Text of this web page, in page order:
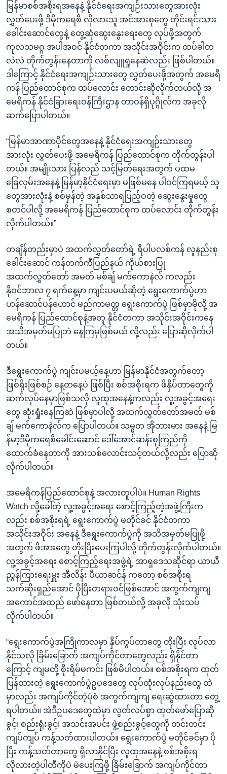
မြန်မာစစ်အစိုးရအနေနဲ့ နိုင်ငံရေးအကျဉ်းသားတွေအားလုံး
လွှတ်ပေးဖို့ ဒီမိုကရေစီ လိုလားသူ အင်အားစုတွေ တိုင်းရင်းသား
ခေါင်းဆောင်တွေနဲ့ တွေ့ဆုံဆွေးနွေးရေးတွေ လုပ်ဖို့အတွက်
ကုလသမဂ္ဂ အပါအဝင် နိုင်ငံတကာ အသိုင်းအဝိုင်းက ထပ်ခါတ
လဲလဲ တိုက်တွန်းနေတာကို လစ်လျူရှုနေဆဲလည်း ဖြစ်ပါတယ်။
ဒါကြောင့် နိုင်ငံရေးအကျဉ်းသားတွေ လွှတ်ပေးဖို့အတွက် အမေရိ
ကန် ပြည်ထောင်စုက ထပ်လောင်း တောင်းဆိုလိုက်တယ်လို့ အ
မေရိကန် နိုင်ငံခြားရေးဝန်ကြီးဌာန တာဝန်ရှိပုဂ္ဂိုလ်က အခုလို
ဆက်ပြောပါတယ်။
“မြန်မာအာဏာပိုင်တွေအနေနဲ့ နိုင်ငံရေးအကျဉ်းသားတွေ
အားလုံး လွှတ်ပေးဖို့ အမေရိကန် ပြည်ထောင်စုက တိုက်တွန်းပါ
တယ်။ အမျိုးသား ပြန်လည် သင့်မြတ်ရေးအတွက် ပထမ
ခြေလှမ်းအနေနဲ့ မြန်မာ့နိုင်ငံရေးမှာ မဖြစ်မနေ ပါဝင်ကြရမယ့် သူ
တွေအားလုံးနဲ့ စစ်မှန်တဲ့ အနှစ်သာရပြည့်ဝတဲ့ ဆွေးနွေးမှုတွေ
စတင်ပါလို့ အမေရိကန် ပြည်ထောင်စုက ထပ်လောင်း တိုက်တွန်း
လိုက်ပါတယ်။”
တချိန်တည်းမှာပဲ အထက်လွှတ်တော်ရဲ့ ရီပါပလစ်ကန် လူနည်းစု
ခေါင်းဆောင် ကန်တက်ကီပြည်နယ် ကိုယ်စားပြု
အထက်လွှတ်တော် အမတ် မစ်ချ် မက်ကောနဲလ် ကလည်း
နိုဝင်ဘာလ ၇ ရက်နေ့မှာ ကျင်းပမယ်ဆိုတဲ့ ရွေးကောက်ပွဲဟာ
ဟန်ဆောင်ပန်ဟောင် မည်ကာမတ္တ ရွေးကောက်ပွဲ ဖြစ်မှာမိုလို့ အ
မေရိကန် ပြည်ထောင်စုနဲ့အတူ နိုင်ငံတကာ အသိုင်းအဝိုင်းကနေ
အသိအမှတ်မပြုဘဲ နေကြမှဖြစ်မယ် လို့လည်း ပြောဆိုလိုက်ပါ
တယ်။
ဒီရွေးကောက်ပွဲ ကျင်းပမယ့်နေ့ဟာ မြန်မာနိုင်ငံအတွက်တော့
ဖြစ်ရိုးဖြစ်စဉ် နေ့တနေ့ပဲ ဖြစ်ပြီး စစ်အစိုးရက ဖိနှိပ်တာတွေကို
ဆက်လုပ်နေမှာဖြစ်သလို လူထုအနေနဲ့ကလည်း လူ့အခွင့်အရေး
တွေ ဆုံးရှုံးနေကြဆဲ ဖြစ်မှာပါလို့ အထက်လွှတ်တော်အမတ် မစ်
ချ် မက်ကောနဲလ်က ပြောပါတယ်။ သမ္မတ အိုဘားမား အနေနဲ့ မြ
န်မာ့ဒီမိုကရေစီခေါင်းဆောင် ဒေါ်အောင်ဆန်းစုကြည်ကို
ထောက်ခံနေတာကို အားသစ်လောင်းသင့်တယ်လို့လည်း ပြောဆို
လိုက်ပါတယ်။
အမေရိကန်ပြည်ထောင်စုနဲ့ အလားတူပါပဲ။ Human Rights
Watch လို့ခေါ်တဲ့ လူ့အခွင့်အရေး စောင့်ကြည့်တဲ့အဖွဲ့ကြီးက
လည်း စစ်အစိုးရရဲ့ ရွေးကောက်ပွဲ မတိုင်ခင် နိုင်ငံတကာ
အသိုင်းအဝိုင်း အနေနဲ့ ဒီရွေးကောက်ပွဲကို အသိအမှတ်မပြုဖို့
အတွက် ဖိအားတွေ တိုးပြီးပေးကြပါလို့ တိုက်တွန်းလိုက်ပါတယ်။
လူ့အခွင့်အရေး စောင့်ကြည့်ရေးအဖွဲ့ရဲ့ အာရှဒေသဆိုင်ရာ ယာယီ
ညွှန်ကြားရေးမှူး အီလိန်း ပီယာဆင်န် ကတော့ စစ်အစိုးရ
သက်ဆိုးရှည်အောင် ပိုပြီးတရားဝင်ဖြစ်အောင် အကွက်ကျကျ
အကောင်အထည် ဖော်နေတာ ဖြစ်တယ်လို့ အခုလို သုံးသပ်
လိုက်ပါတယ်။
“ရွေးကောက်ပွဲအကြိုကာလမှာ နှိပ်ကွပ်တာတွေ တိုးပြီး လုပ်လာ
နိုင်သလို ခြိမ်းခြောက် အကျပ်ကိုင်တာတွေလည်း ရှိနိုင်တာ
ကြောင့် ကျမတို့ စိုးရိမ်မကင်း ဖြစ်မိပါတယ်။ စစ်အစိုးရက ထုတ်
ပြန်ထားတဲ့ ရွေးကောက်ပွဲဥပဒေတွေ လုပ်ထုံးလုပ်နည်းတွေ ထဲ
မှာလည်း အကျပ်ကိုင်တဲ့ပုံစံ အကွက်ကျကျ ရေးဆွဲထားတာ တွေ့
ရပါတယ်။ အဲဒီဥပဒေတွေထဲမှာ လွတ်လပ်စွာ ထုတ်ဖော်ပြောဆို
ခွင့်၊ စည်းရုံးခွင့်၊ အသင်းအပင်း ဖွဲ့စည်းခွင့်တွေကို တင်းတင်း
ကျပ်ကျပ် ကန့်သတ်ထားပါတယ်။ ရွေးကောက်ပွဲ မတိုင်ခင်မှာ ပို
ပြီး ကန့်သတ်တာတွေ ရှိလာနိုင်ပြီး လူထုအနေနဲ့ စစ်အစိုးရ
လိုလားတဲ့ပါတီကိုပဲ မဲပေးကြဖို့ ခြိမ်းခြောက် အကျပ်ကိုင်တာ